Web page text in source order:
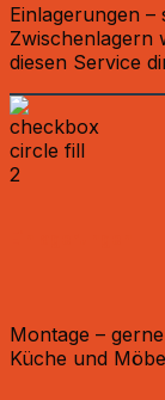
Einlagerungen
Zwischenlagern
diesen Service
Montage –
Küche und